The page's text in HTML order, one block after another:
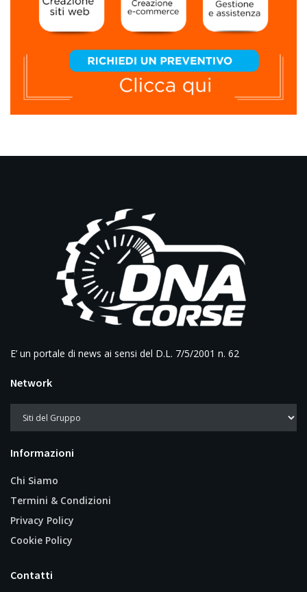
E’ un portale di news ai sensi del D.L. 7/5/2001 n. 62
Network
Informazioni
Chi Siamo
Termini & Condizioni
Privacy Policy
Cookie Policy
Contatti